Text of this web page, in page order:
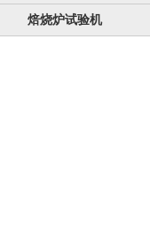
焙烧炉试验机